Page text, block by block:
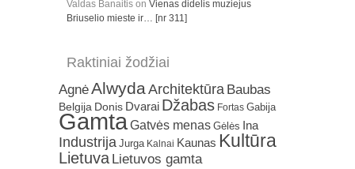
Valdas Banaitis on Vienas didelis muziejus
Briuselio mieste ir… [nr 311]
Raktiniai žodžiai
AgnėAlwydaArchitektūra Baubas
Belgija Donis Dvarai Džabas Fortas Gabija
GamtaGatvės menas Gėlės Ina
Industrija Jurga Kalnai Kaunas Kultūra
Lietuva Lietuvos gamta